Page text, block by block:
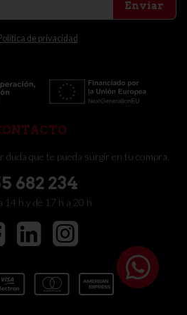
Enviar
de privacidad
duda que te pueda surgir en tu compra.
682 234
14 h y de 17 h a 20 h